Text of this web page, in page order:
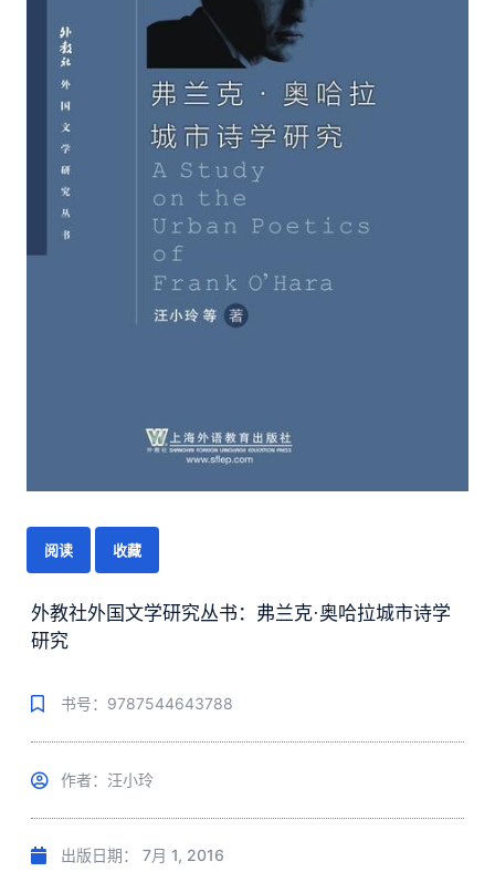
阅读 收藏
外教社外国文学研究丛书：弗兰克·奥哈拉城市诗学
研究
书号：9787544643788
作者：汪小玲
出版日期： 7月 1, 2016